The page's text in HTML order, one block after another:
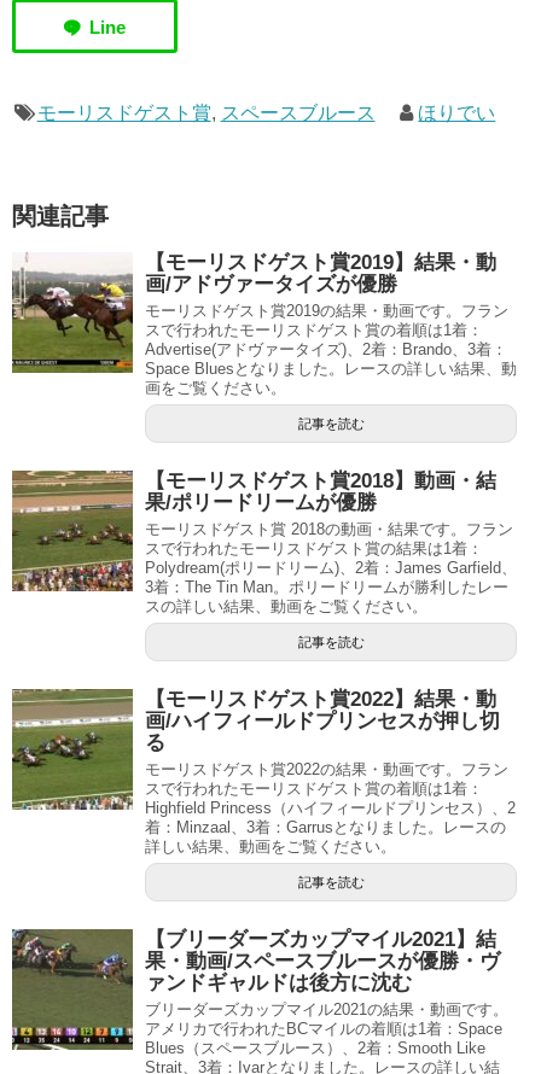
モーリスドゲスト賞, スペースブルース ほりでい
関連記事
【モーリスドゲスト賞2019】結果・動
画/アドヴァータイズが優勝
モーリスドゲスト賞2019の結果・動画です。フラン
スで行われたモーリスドゲスト賞の着順は1着：
Advertise(アドヴァータイズ)、2着：Brando、3着：
Space Bluesとなりました。レースの詳しい結果、動
画をご覧ください。
記事を読む
【モーリスドゲスト賞2018】動画・結
果/ポリードリームが優勝
モーリスドゲスト賞 2018の動画・結果です。フラン
スで行われたモーリスドゲスト賞の結果は1着：
Polydream(ポリードリーム)、2着：James Garfield、
3着：The Tin Man。ポリードリームが勝利したレー
スの詳しい結果、動画をご覧ください。
記事を読む
【モーリスドゲスト賞2022】結果・動
画/ハイフィールドプリンセスが押し切
る
モーリスドゲスト賞2022の結果・動画です。フラン
スで行われたモーリスドゲスト賞の着順は1着：
Highfield Princess（ハイフィールドプリンセス）、2
着：Minzaal、3着：Garrusとなりました。レースの
詳しい結果、動画をご覧ください。
記事を読む
【ブリーダーズカップマイル2021】結
果・動画/スペースブルースが優勝・ヴ
ァンドギャルドは後方に沈む
ブリーダーズカップマイル2021の結果・動画です。
アメリカで行われたBCマイルの着順は1着：Space
Blues（スペースブルース）、2着：Smooth Like
Strait、3着：Ivarとなりました。レースの詳しい結